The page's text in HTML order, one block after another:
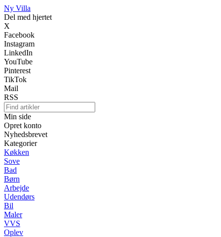
Ny Villa
Del med hjertet
X
Facebook
Instagram
LinkedIn
YouTube
Pinterest
TikTok
Mail
RSS
Min side
Opret konto
Nyhedsbrevet
Kategorier
Køkken
Sove
Bad
Børn
Arbejde
Udendørs
Bil
Maler
VVS
Oplev